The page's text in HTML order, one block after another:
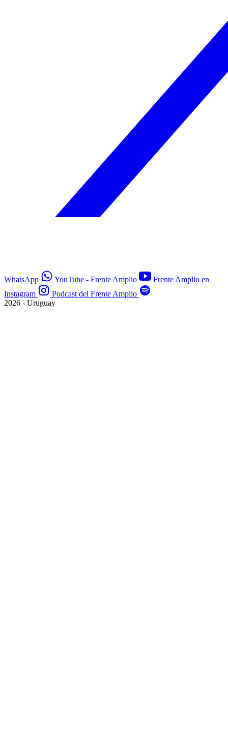
WhatsApp YouTube - Frente Amplio
Frente Amplio en
Instagram
Podcast del Frente Amplio
2026 - Uruguay